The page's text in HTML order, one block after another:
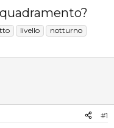
livello
notturno
#1